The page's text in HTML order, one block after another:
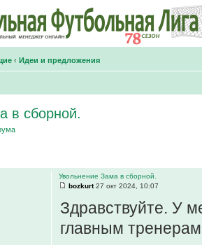
‹ Идеи и предложения
в сборной.
Увольнение Зама в сборной.
bozkurt27 окт 2024, 10:07
Здравствуйте. У
главным